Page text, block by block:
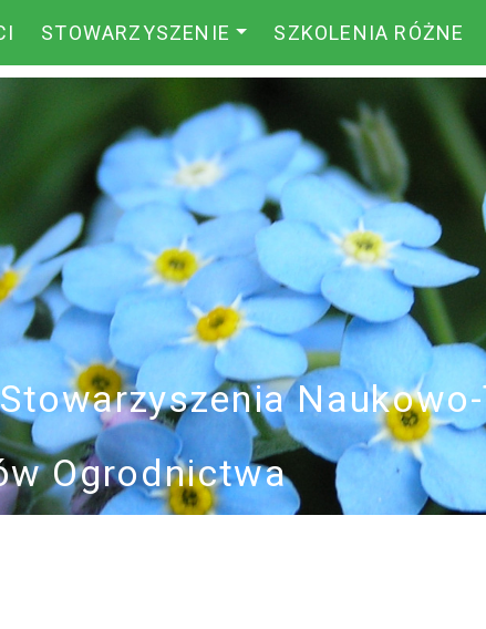
STOWARZYSZENIE SZKOLENIA RÓŻNE
Ogrodnictwa